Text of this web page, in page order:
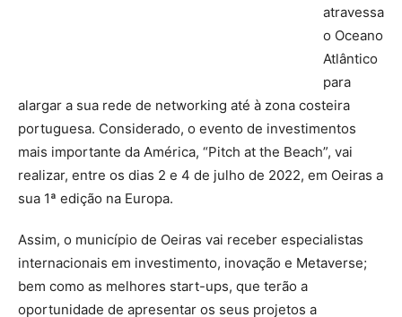
atravessa
o Oceano
Atlântico
para
alargar a sua rede de networking até à zona costeira
portuguesa. Considerado, o evento de investimentos
mais importante da América, “Pitch at the Beach”, vai
realizar, entre os dias 2 e 4 de julho de 2022, em Oeiras a
sua 1ª edição na Europa.
Assim, o município de Oeiras vai receber especialistas
internacionais em investimento, inovação e Metaverse;
bem como as melhores start-ups, que terão a
oportunidade de apresentar os seus projetos a